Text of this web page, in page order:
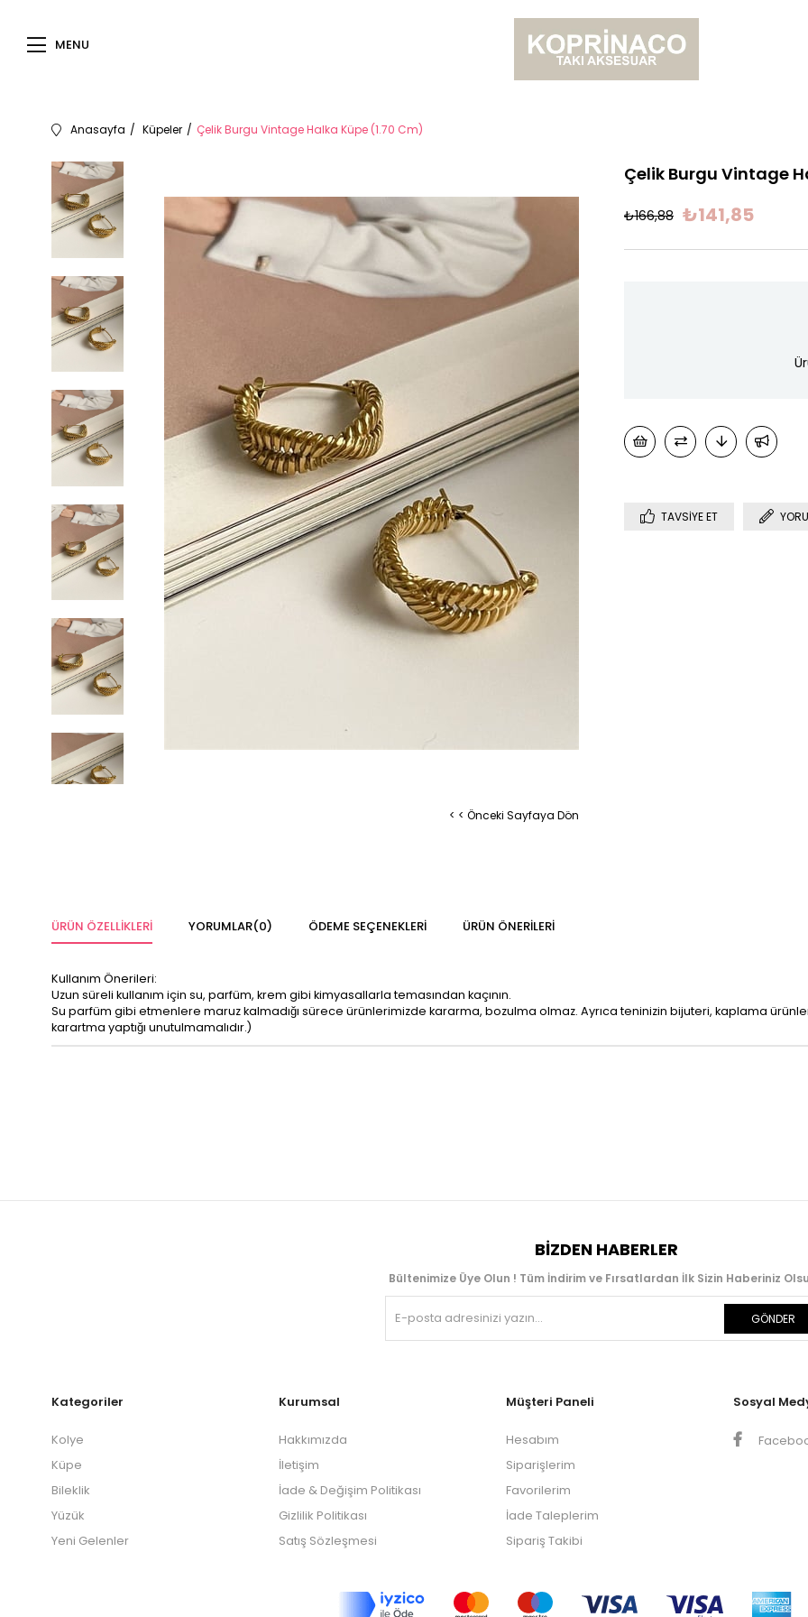
MENU
Anasayfa Küpeler Çelik Burgu Vintage Halka Küpe (1.70 Cm)
< < Önceki Sayfaya Dön
Çelik Burgu Vintage
₺166,88 ₺141,85
TAVSIYE ET
ÜRÜN ÖZELLIKLERI YORUMLAR(0) ÖDEME SEÇENEKLERI ÜRÜN ÖNERILERI
Kullanım Önerileri:
Uzun süreli kullanım için su, parfüm, krem gibi kimyasallarla temasından kaçının.
Su parfüm gibi etmenlere maruz kalmadığı sürece ürünlerimizde kararma, bozulma olmaz. Ayrıca teninizin bijuteri, kaplama
karartma yaptığı unutulmamalıdır.)
BIZDEN HABERLER
Bültenimize Üye Olun ! Tüm İndirim ve Fırsatlardan İlk Sizin Haberiniz
GÖNDER
Kategoriler
Kolye
Küpe
Bileklik
Yüzük
Yeni Gelenler
Kurumsal
Hakkımızda
İletişim
İade & Değişim Politikası
Gizlilik Politikası
Satış Sözleşmesi
Müşteri Paneli
Hesabım
Siparişlerim
Favorilerim
İade Taleplerim
Sipariş Takibi
Sosyal